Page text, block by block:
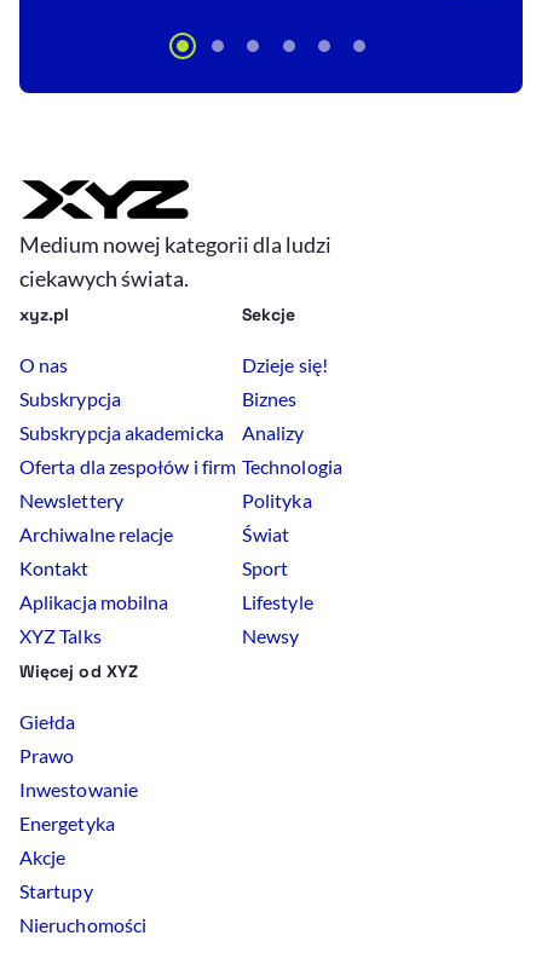
Medium nowej kategorii dla ludzi
ciekawych świata.
xyz.pl
O nas
Subskrypcja
Subskrypcja akademicka
Oferta dla zespołów i firm
Newslettery
Archiwalne relacje
Kontakt
Aplikacja mobilna
XYZ Talks
Sekcje
Dzieje się!
Biznes
Analizy
Technologia
Polityka
Świat
Sport
Lifestyle
Newsy
Więcej od XYZ
Giełda
Prawo
Inwestowanie
Energetyka
Akcje
Startupy
Nieruchomości